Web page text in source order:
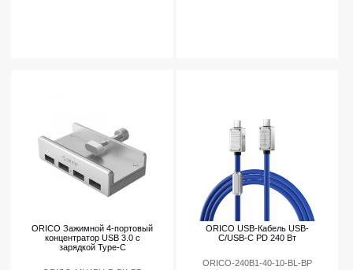
ORICO Зажимной 4-портовый
концентратор USB 3.0 с
зарядкой Type-C
ORICO USB-Кабель USB-
C/USB-C PD 240 Вт
ORICO-240B1-40-10-BL-BP